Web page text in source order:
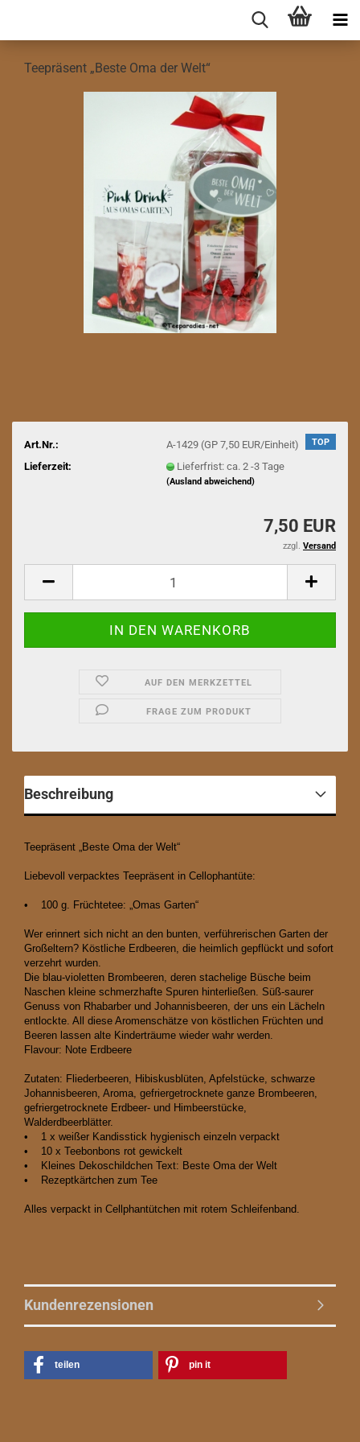
Teepräsent „Beste Oma der Welt“
TOP
Art.Nr.:
A-1429 (GP 7,50 EUR/Einheit)
Lieferzeit:
Lieferfrist: ca. 2 -3 Tage
(Ausland abweichend)
7,50 EUR
zzgl. Versand
AUF DEN MERKZETTEL
FRAGE ZUM PRODUKT
Beschreibung
Teepräsent „Beste Oma der Welt“
Liebevoll verpacktes Teepräsent in Cellophantüte:
• 100 g. Früchtetee: „Omas Garten“
Wer erinnert sich nicht an den bunten, verführerischen Garten der
Großeltern? Köstliche Erdbeeren, die heimlich gepflückt und sofort
verzehrt wurden.
Die blau-violetten Brombeeren, deren stachelige Büsche beim
Naschen kleine schmerzhafte Spuren hinterließen. Süß-saurer
Genuss von Rhabarber und Johannisbeeren, der uns ein Lächeln
entlockte. All diese Aromenschätze von köstlichen Früchten und
Beeren lassen alte Kinderträume wieder wahr werden.
Flavour: Note Erdbeere
Zutaten: Fliederbeeren, Hibiskusblüten, Apfelstücke, schwarze
Johannisbeeren, Aroma, gefriergetrocknete ganze Brombeeren,
gefriergetrocknete Erdbeer- und Himbeerstücke,
Walderdbeerblätter.
• 1 x weißer Kandisstick hygienisch einzeln verpackt
• 10 x Teebonbons rot gewickelt
• Kleines Dekoschildchen Text: Beste Oma der Welt
• Rezeptkärtchen zum Tee
Alles verpackt in Cellphantütchen mit rotem Schleifenband.
Kundenrezensionen
teilen pin it